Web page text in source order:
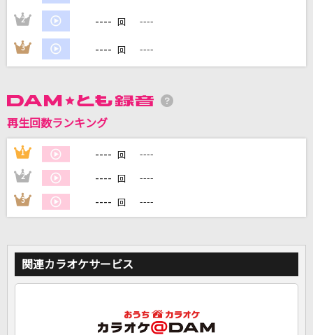
DAMに会員登録・ログインして
2 ---- 回 ----
3 ---- 回 ----
再生回数ランキング
1 ---- 回 ----
2 ---- 回 ----
3 ---- 回 ----
関連カラオケサービス